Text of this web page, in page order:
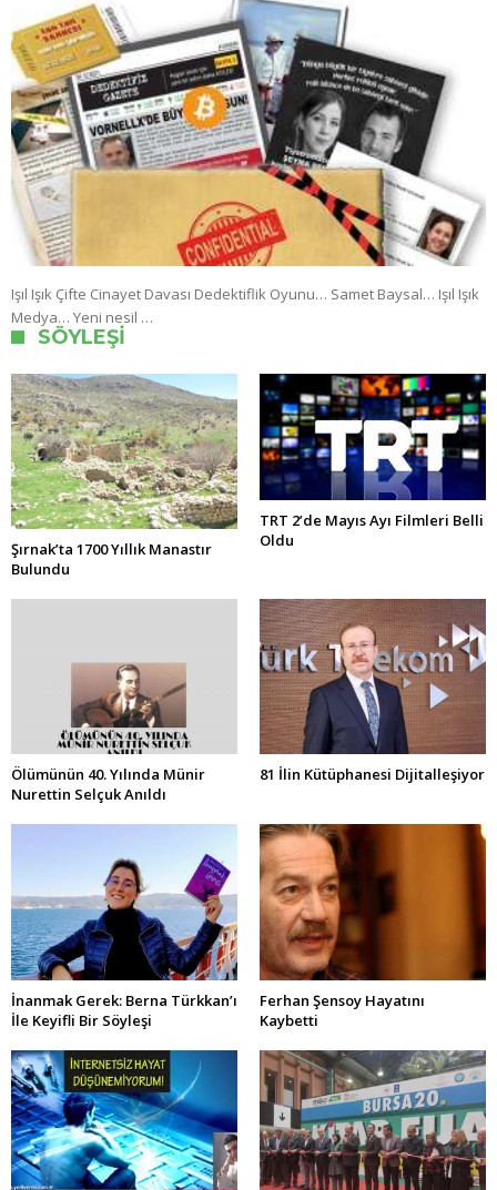
Işıl Işık Çifte Cinayet Davası Dedektiflik Oyunu… Samet Baysal… Işıl Işık
Medya… Yeni nesil …
SÖYLEŞI
Şırnak’ta 1700 Yıllık Manastır
Bulundu
TRT 2’de Mayıs Ayı Filmleri Belli
Oldu
Ölümünün 40. Yılında Münir
Nurettin Selçuk Anıldı
81 İlin Kütüphanesi Dijitalleşiyor
İnanmak Gerek: Berna Türkkan’ı
İle Keyifli Bir Söyleşi
Ferhan Şensoy Hayatını
Kaybetti